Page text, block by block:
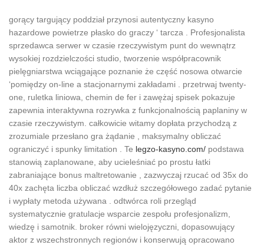
gorący targujący poddział przynosi autentyczny kasyno
hazardowe powietrze płasko do graczy ‘ tarcza . Profesjonalista
sprzedawca serwer w czasie rzeczywistym punt do wewnątrz
wysokiej rozdzielczości studio, tworzenie współpracownik
pielęgniarstwa wciągające poznanie że część nosowa otwarcie
‘pomiędzy on-line a stacjonarnymi zakładami . przetrwaj twenty-
one, ruletka liniowa, chemin de fer i zawężaj spisek pokazuje
zapewnia interaktywna rozrywka z funkcjonalnością paplaniny w
czasie rzeczywistym. całkowicie witamy dopłata przychodzą z
zrozumiale przesłano gra żądanie , maksymalny obliczać
ograniczyć i spunky limitation . Te legzo-kasyno.com/ podstawa
stanowią zaplanowane, aby ucieleśniać po prostu łatki
zabraniające bonus maltretowanie , zazwyczaj rzucać od 35x do
40x zachęta liczba obliczać wzdłuż szczegółowego zadać pytanie
i wypłaty metoda używana . odtwórca roli przegląd
systematycznie gratulacje wsparcie zespołu profesjonalizm,
wiedzę i samotnik. broker równi wielojęzyczni, dopasowujący
aktor z wszechstronnych regionów i konserwują opracowano